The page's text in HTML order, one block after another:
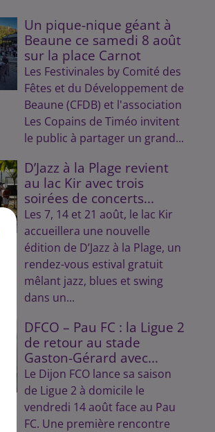
Un pique-nique géant à
Beaune ce samedi 8 août
sur la place Carnot
Les Festivinales by Comité des
Fêtes et du Développement de
Beaune (CFDB) et l'association
Les Copains de Timéo invitent
le public à partager un grand...
D’Jazz à la Plage revient
au lac Kir avec trois
soirées de concerts...
Les 7, 14 et 21 août, le lac Kir
accueillera une nouvelle
édition de D’Jazz à la Plage, un
rendez-vous estival gratuit
mêlant jazz, blues et swing
dans un...
DFCO – Pau FC : la Ligue 2
de retour au stade
Gaston-Gérard avec...
Le Dijon FCO lance sa saison
de Ligue 2 à domicile le
vendredi 14 août face au Pau
FC. Une première rencontre